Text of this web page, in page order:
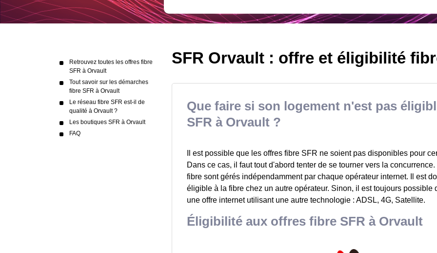
Retrouvez toutes les offres fibre
SFR à Orvault
Tout savoir sur les démarches
fibre SFR à Orvault
Le réseau fibre SFR est-il de
qualité à Orvault ?
Les boutiques SFR à Orvault
FAQ
SFR Orvault : offre et éligibilité
Que faire si son logement n'est pas
SFR à Orvault ?
Il est possible que les offres fibre SFR ne soient pas disponibles pour
Dans ce cas, il faut tout d'abord tenter de se tourner vers la
fibre sont gérés indépendamment par chaque opérateur internet. Il est
éligible à la fibre chez un autre opérateur. Sinon, il est toujours possible
une offre internet utilisant une autre technologie : ADSL, 4G, Satellite.
Éligibilité aux offres fibre SFR à Orvault